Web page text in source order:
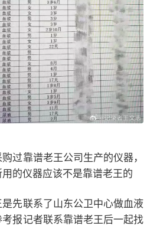
过靠谱老王公司生产的仪器，
的仪器应该不是靠谱老王的
先联系了山东公卫中心做血液
报记者联系靠谱老王后一起找